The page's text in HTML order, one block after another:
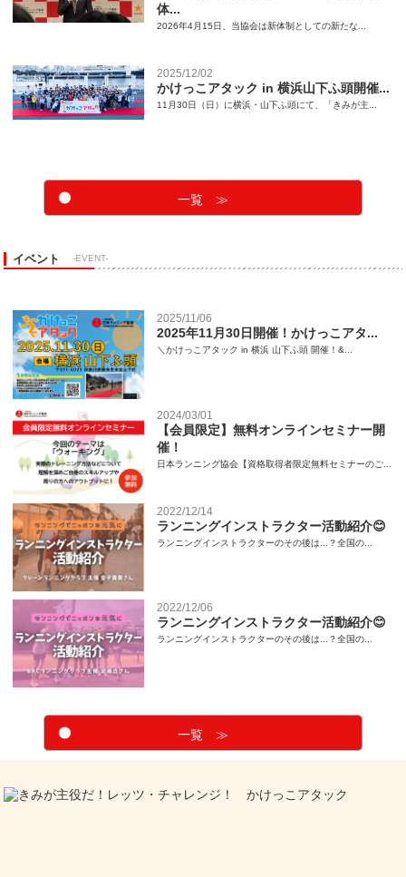
体...
2026年4月15日、当協会は新体制としての新たな...
2025/12/02
かけっこアタック in 横浜山下ふ頭開催...
11月30日（日）に横浜・山下ふ頭にて、「きみが主...
一覧 ≫
イベント -EVENT-
2025/11/06
2025年11月30日開催！かけっこアタ...
＼かけっこアタック in 横浜 山下ふ頭 開催！&...
2024/03/01
【会員限定】無料オンラインセミナー開
催！
日本ランニング協会【資格取得者限定無料セミナーのご...
2022/12/14
ランニングインストラクター活動紹介😊
ランニングインストラクターのその後は...？全国の...
2022/12/06
ランニングインストラクター活動紹介😊
ランニングインストラクターのその後は...？全国の...
一覧 ≫